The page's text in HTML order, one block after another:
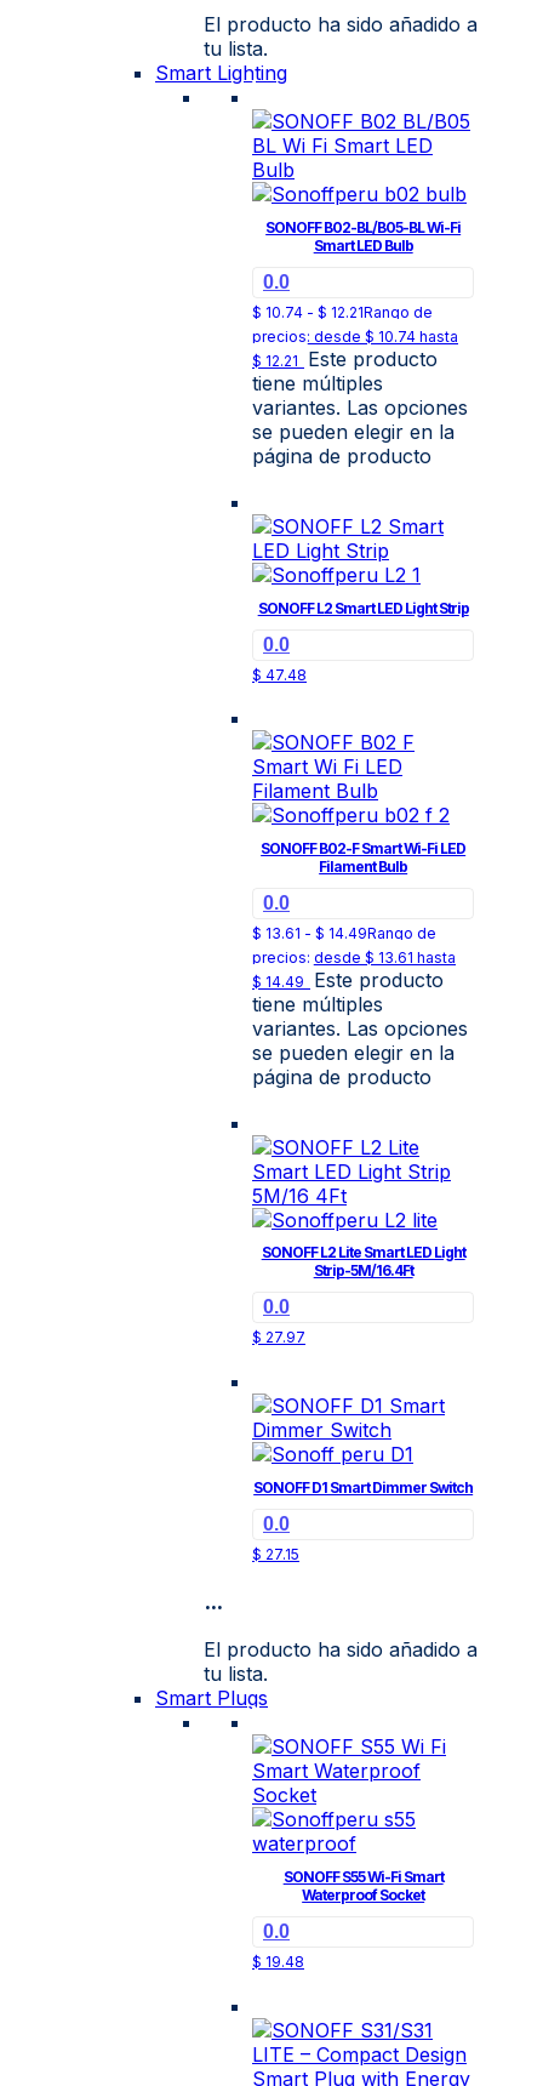
El producto ha sido añadido a
tu lista.
Smart Lighting
SONOFF B02-BL/B05-BL Wi-Fi
Smart LED Bulb
0.0
$ 10.74 - $ 12.21Rango de
precios: desde $ 10.74 hasta
$ 12.21
Este producto
tiene múltiples
variantes. Las opciones
se pueden elegir en la
página de producto
SONOFF L2 Smart LED Light Strip
0.0
$ 47.48
SONOFF B02-F Smart Wi-Fi LED
Filament Bulb
0.0
$ 13.61 - $ 14.49Rango de
precios: desde $ 13.61 hasta
$ 14.49
Este producto
tiene múltiples
variantes. Las opciones
se pueden elegir en la
página de producto
SONOFF L2 Lite Smart LED Light
Strip-5M/16.4Ft
0.0
$ 27.97
SONOFF D1 Smart Dimmer Switch
0.0
$ 27.15
...
El producto ha sido añadido a
tu lista.
Smart Plugs
SONOFF S55 Wi-Fi Smart
Waterproof Socket
0.0
$ 19.48